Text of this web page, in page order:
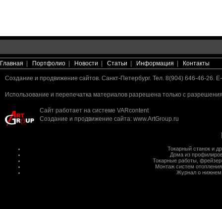
Главная Портфолио Новости Статьи Информация Контакты
Создание и продвижение сайтов. Санкт-Петербург. Тел. 8(904) 646-46-26.
Использование и перепечатка материалов разрешена только с
Сайт работает на системе VARcontent
Создание и продвижение сайта: www.ArtGroup.ru
Токарный станок и
Дома из
Токарные работы
Монтаж систем отопления
Журнал о нижнем